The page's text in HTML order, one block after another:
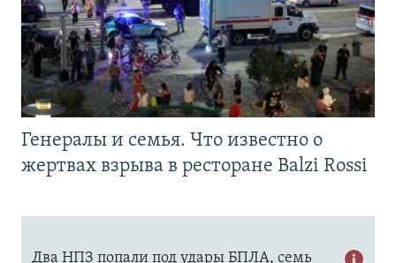
Генералы и семья. Что известно о
жертвах взрыва в ресторане Balzi Rossi